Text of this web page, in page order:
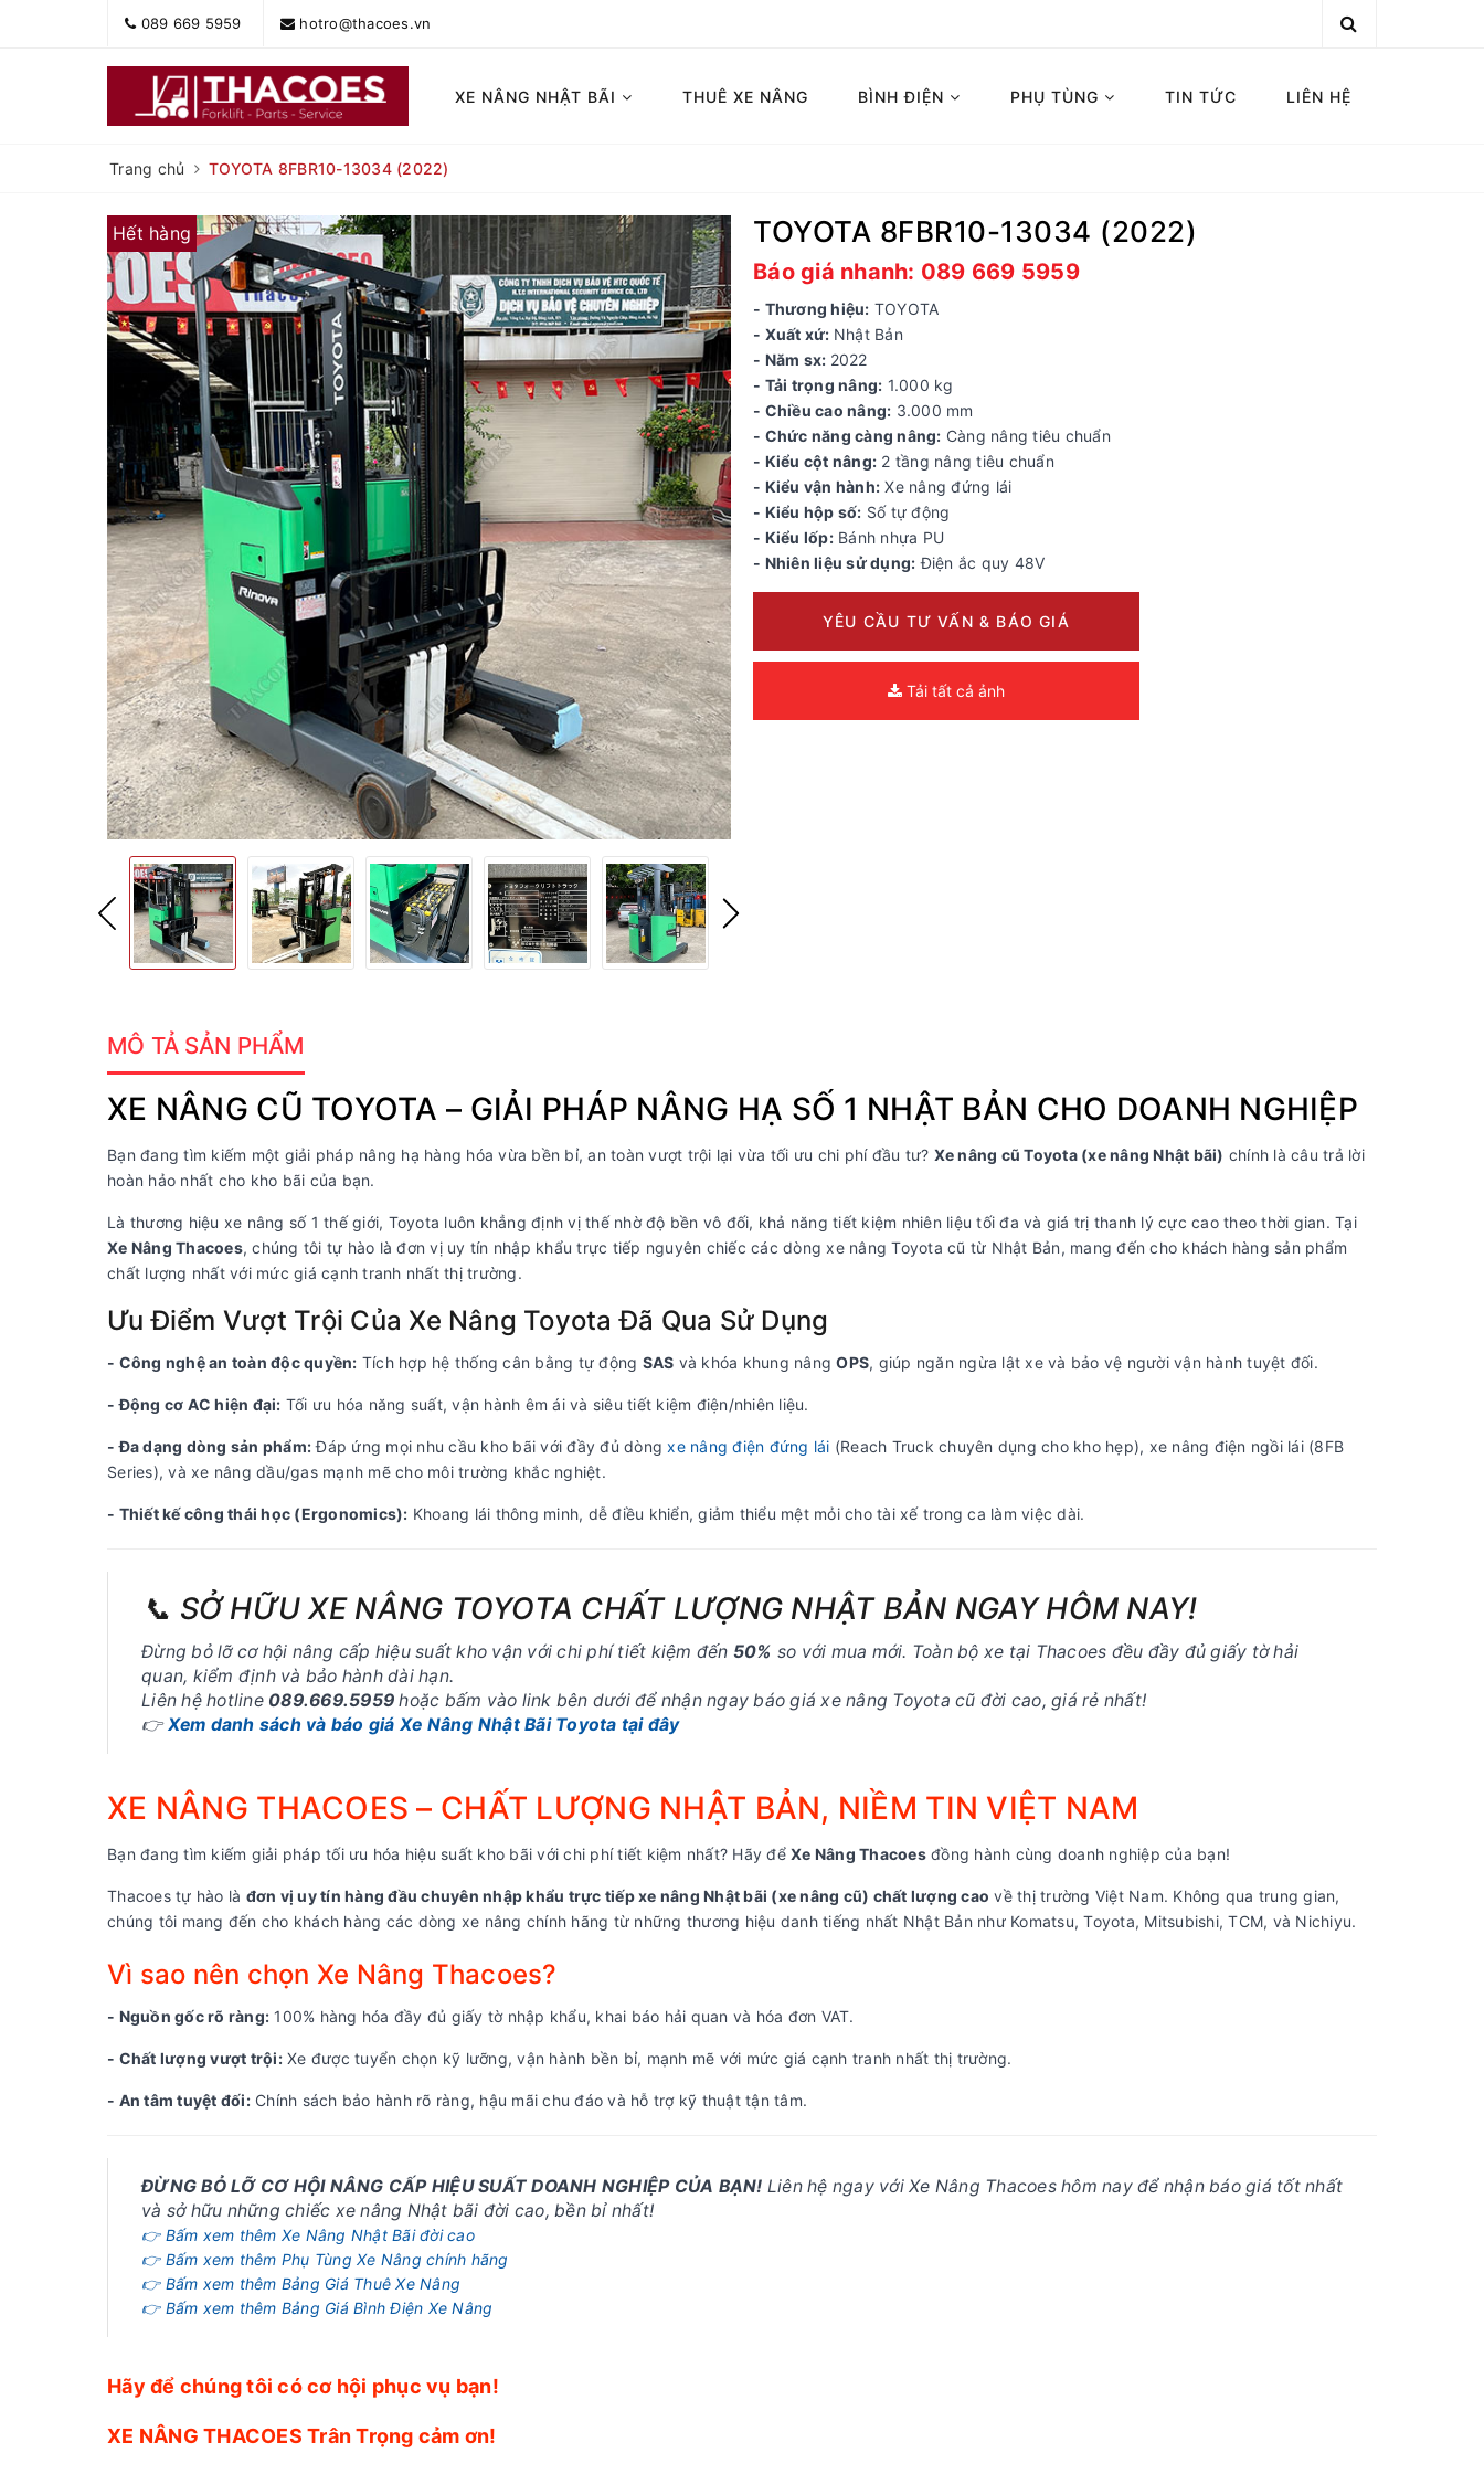
089 669 5959 hotro@thacoes.vn
XE NÂNG NHẬT BÃI THUÊ XE NÂNG BÌNH ĐIỆN PHỤ TÙNG TIN TỨC LIÊN HỆ
Trang chủ TOYOTA 8FBR10-13034 (2022)
Hết hàng TOYOTA 8FBR10-13034 (2022)
Báo giá nhanh: 089 669 5959
- Thương hiệu: TOYOTA
- Xuất xứ: Nhật Bản
- Năm sx: 2022
- Tải trọng nâng: 1.000 kg
- Chiều cao nâng: 3.000 mm
- Chức năng càng nâng: Càng nâng tiêu chuẩn
- Kiểu cột nâng: 2 tầng nâng tiêu chuẩn
- Kiểu vận hành: Xe nâng đứng lái
- Kiểu hộp số: Số tự động
- Kiểu lốp:Bánh nhựa PU
- Nhiên liệu sử dụng: Điện ắc quy 48V
YÊU CẦU TƯ VẤN & BÁO GIÁ
Tải tất cả ảnh
MÔ TẢ SẢN PHẨM
XE NÂNG CŨ TOYOTA – GIẢI PHÁP NÂNG HẠ SỐ 1 NHẬT BẢN CHO DOANH NGHIỆP
Bạn đang tìm kiếm một giải pháp nâng hạ hàng hóa vừa bền bỉ, an toàn vượt trội lại vừa tối ưu chi phí đầu tư? Xe nâng cũ Toyota (xe nâng Nhật bãi) chính là câu trả lời
hoàn hảo nhất cho kho bãi của bạn.
Là thương hiệu xe nâng số 1 thế giới, Toyota luôn khẳng định vị thế nhờ độ bền vô đối, khả năng tiết kiệm nhiên liệu tối đa và giá trị thanh lý cực cao theo thời gian. Tại
Xe Nâng Thacoes, chúng tôi tự hào là đơn vị uy tín nhập khẩu trực tiếp nguyên chiếc các dòng xe nâng Toyota cũ từ Nhật Bản, mang đến cho khách hàng sản phẩm
chất lượng nhất với mức giá cạnh tranh nhất thị trường.
Ưu Điểm Vượt Trội Của Xe Nâng Toyota Đã Qua Sử Dụng
- Công nghệ an toàn độc quyền: Tích hợp hệ thống cân bằng tự động SAS và khóa khung nângOPS, giúp ngăn ngừa lật xe và bảo vệ người vận hành tuyệt đối.
- Động cơ AC hiện đại: Tối ưu hóa năng suất, vận hành êm ái và siêu tiết kiệm điện/nhiên liệu.
- Đa dạng dòng sản phẩm:Đáp ứng mọi nhu cầu kho bãi với đầy đủ dòngxe nâng điện đứng lái (Reach Truck chuyên dụng cho kho hẹp), xe nâng điện ngồi lái (8FB
Series), và xe nâng dầu/gas mạnh mẽ cho môi trường khắc nghiệt.
- Thiết kế công thái học (Ergonomics): Khoang lái thông minh, dễ điều khiển, giảm thiểu mệt mỏi cho tài xế trong ca làm việc dài.
📞 SỞ HỮU XE NÂNG TOYOTA CHẤT LƯỢNG NHẬT BẢN NGAY HÔM NAY!
Đừng bỏ lỡ cơ hội nâng cấp hiệu suất kho vận với chi phí tiết kiệm đến 50% so với mua mới. Toàn bộ xe tại Thacoes đều đầy đủ giấy tờ hải
quan, kiểm định và bảo hành dài hạn.
Liên hệ hotline 089.669.5959 hoặc bấm vào link bên dưới để nhận ngay báo giá xe nâng Toyota cũ đời cao, giá rẻ nhất!
👉Xem danh sách và báo giá Xe Nâng Nhật Bãi Toyota tại đây
XE NÂNG THACOES – CHẤT LƯỢNG NHẬT BẢN, NIỀM TIN VIỆT NAM
Bạn đang tìm kiếm giải pháp tối ưu hóa hiệu suất kho bãi với chi phí tiết kiệm nhất? Hãy để Xe Nâng Thacoesđồng hành cùng doanh nghiệp của bạn!
Thacoes tự hào là đơn vị uy tín hàng đầu chuyên nhập khẩu trực tiếp xe nâng Nhật bãi (xe nâng cũ) chất lượng cao về thị trường Việt Nam. Không qua trung gian,
chúng tôi mang đến cho khách hàng các dòng xe nâng chính hãng từ những thương hiệu danh tiếng nhất Nhật Bản như Komatsu, Toyota, Mitsubishi, TCM, và Nichiyu.
Vì sao nên chọn Xe Nâng Thacoes?
- Nguồn gốc rõ ràng: 100% hàng hóa đầy đủ giấy tờ nhập khẩu, khai báo hải quan và hóa đơn VAT.
- Chất lượng vượt trội:Xe được tuyển chọn kỹ lưỡng, vận hành bền bỉ, mạnh mẽ với mức giá cạnh tranh nhất thị trường.
- An tâm tuyệt đối:Chính sách bảo hành rõ ràng, hậu mãi chu đáo và hỗ trợ kỹ thuật tận tâm.
ĐỪNG BỎ LỠ CƠ HỘI NÂNG CẤP HIỆU SUẤT DOANH NGHIỆP CỦA BẠN! Liên hệ ngay với Xe Nâng Thacoes hôm nay để nhận báo giá tốt nhất
và sở hữu những chiếc xe nâng Nhật bãi đời cao, bền bỉ nhất!
👉 Bấm xem thêm Xe Nâng Nhật Bãi đời cao
👉 Bấm xem thêm Phụ Tùng Xe Nâng chính hãng
👉 Bấm xem thêm Bảng Giá Thuê Xe Nâng
👉 Bấm xem thêm Bảng Giá Bình Điện Xe Nâng
Hãy để chúng tôi có cơ hội phục vụ bạn!
XE NÂNG THACOES Trân Trọng cảm ơn!